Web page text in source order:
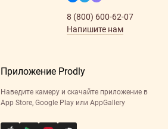
8 (800) 600-62-07
Напишите нам
Приложение Prodly
Наведите камеру и скачайте приложение в
App Store, Google Play или AppGallery